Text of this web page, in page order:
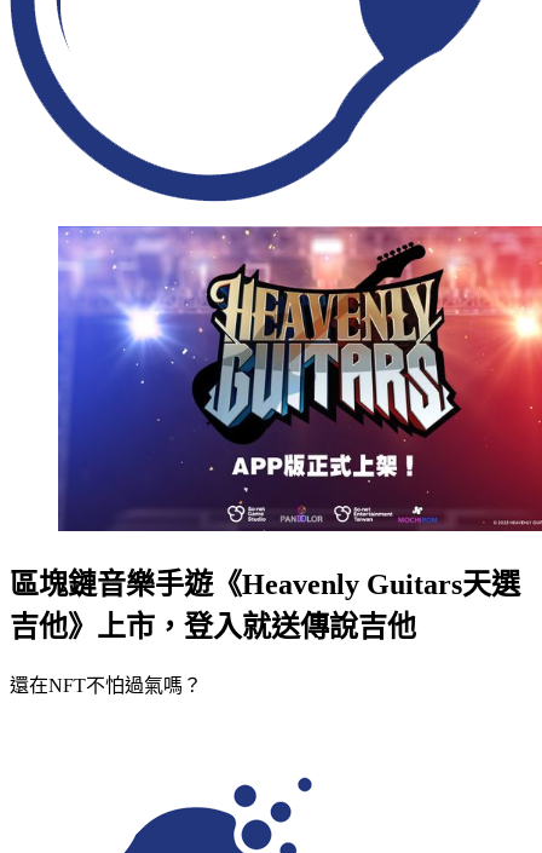
區塊鏈音樂手遊《Heavenly Guitars天選
吉他》上市，登入就送傳說吉他
還在NFT不怕過氣嗎？